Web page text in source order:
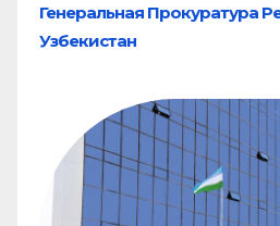
Генеральная Прокуратура
Узбекистан